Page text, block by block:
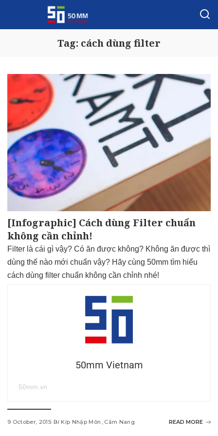
Tag: cách dùng filter
[Infographic] Cách dùng Filter chuẩn
không cần chỉnh!
Filter là cái gì vậy? Có ăn được không? Không ăn được thì
dùng thế nào mới chuẩn vậy? Hãy cùng 50mm tìm hiểu
cách dùng filter chuẩn không cần chỉnh nhé!
50mm Vietnam
50mm.vn
9 October, 2015 Bí Kíp Nhập Môn Cẩm Nang READ MORE